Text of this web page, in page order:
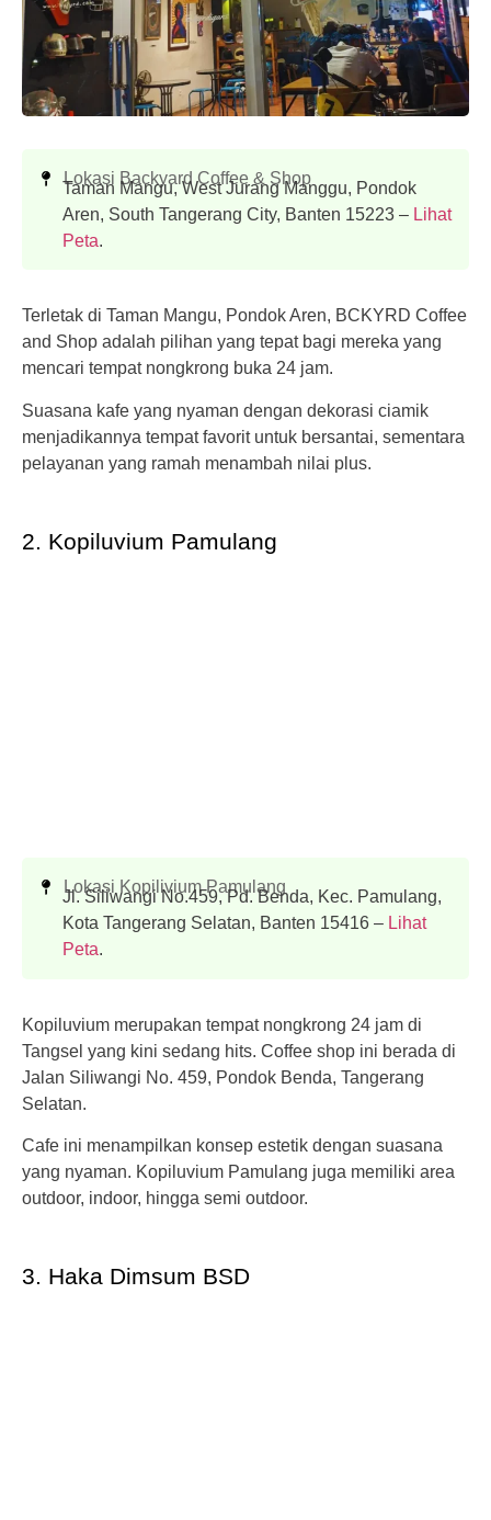
Lokasi Backyard Coffee & Shop
Taman Mangu, West Jurang Manggu, Pondok
Aren, South Tangerang City, Banten 15223 – Lihat
Peta.
Terletak di Taman Mangu, Pondok Aren, BCKYRD Coffee
and Shop adalah pilihan yang tepat bagi mereka yang
mencari tempat nongkrong buka 24 jam.
Suasana kafe yang nyaman dengan dekorasi ciamik
menjadikannya tempat favorit untuk bersantai, sementara
pelayanan yang ramah menambah nilai plus.
2. Kopiluvium Pamulang
Lokasi Kopilivium Pamulang
Jl. Siliwangi No.459, Pd. Benda, Kec. Pamulang,
Kota Tangerang Selatan, Banten 15416 – Lihat
Peta.
Kopiluvium merupakan tempat nongkrong 24 jam di
Tangsel yang kini sedang hits. Coffee shop ini berada di
Jalan Siliwangi No. 459, Pondok Benda, Tangerang
Selatan.
Cafe ini menampilkan konsep estetik dengan suasana
yang nyaman. Kopiluvium Pamulang juga memiliki area
outdoor, indoor, hingga semi outdoor.
3. Haka Dimsum BSD